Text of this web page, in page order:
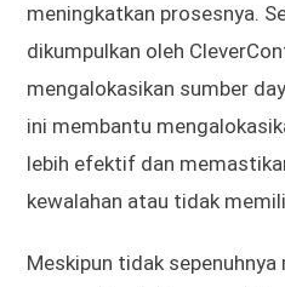
meningkatkan prosesnya.
dikumpulkan oleh
mengalokasikan sumber
ini membantu
lebih efektif dan
kewalahan atau tidak
Meskipun tidak sepenuhnya